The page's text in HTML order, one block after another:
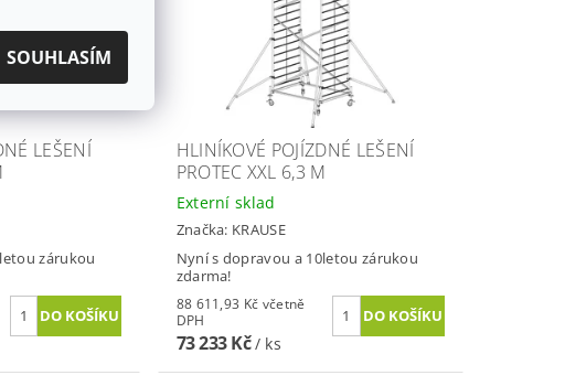
LEŠENÍ
zárukou
HLINÍKOVÉ POJÍZDNÉ LEŠENÍ
PROTEC XXL 6,3 M
Externí sklad
Značka: KRAUSE
Nyní s dopravou a 10letou zárukou
zdarma!
88 611,93 Kč včetně
DPH
73 233 Kč/ ks
SOUHLASÍM